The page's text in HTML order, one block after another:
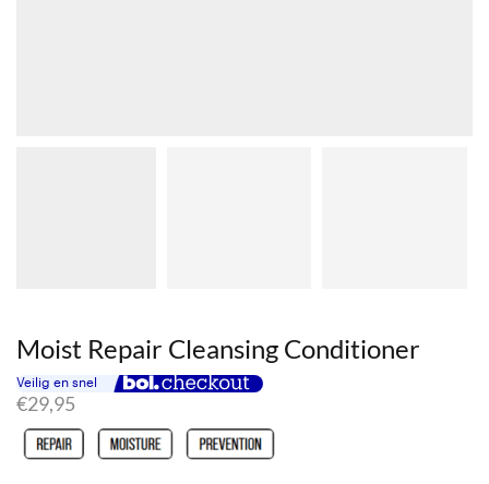
Moist Repair Cleansing Conditioner
€29,95